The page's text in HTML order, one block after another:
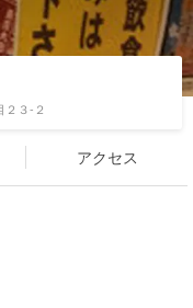
３-２
アクセス